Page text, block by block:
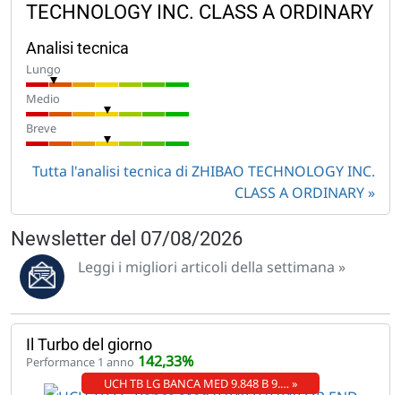
TECHNOLOGY INC. CLASS A ORDINARY
Analisi tecnica
Lungo
Medio
Breve
Tutta l'analisi tecnica di ZHIBAO TECHNOLOGY INC.
CLASS A ORDINARY
Newsletter del 07/08/2026
Leggi i migliori articoli della settimana »
Il Turbo del giorno
Performance 1 anno 142,33%
UCH TB LG BANCA MED 9.848 B 9.… »